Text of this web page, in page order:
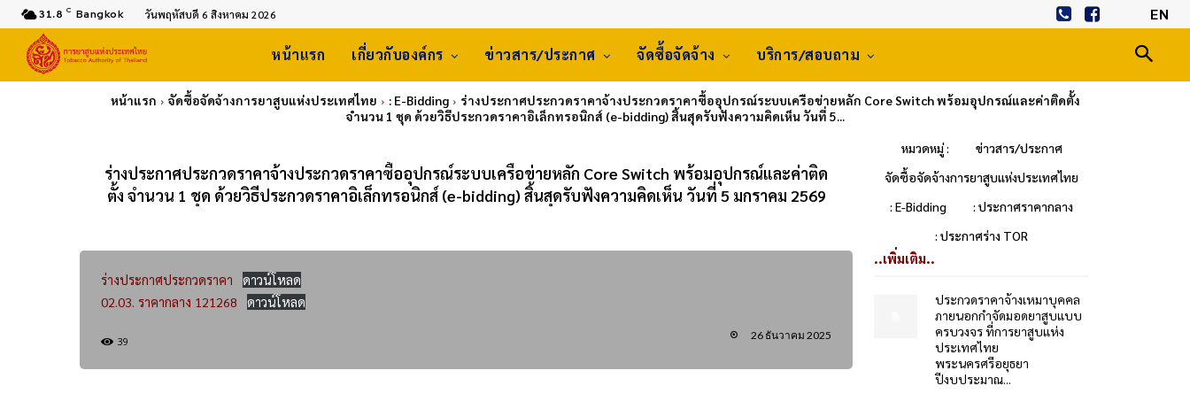
31.8 C Bangkok วันพฤหัสบดี 6 สิงหาคม 2026 EN
หน้าแรก เกี่ยวกับองค์กร ข่าวสาร/ประกาศ จัดซื้อจัดจ้าง บริการ/สอบถาม
หน้าแรก จัดซื้อจัดจ้างการยาสูบแห่งประเทศไทย : E-Bidding
ร่างประกาศประกวดราคาจ้างประกวดราคาซื้ออุปกรณ์ระบบเครือข่ายหลัก Core Switch พร้อมอุปกรณ์และค่าติดตั้ง
จำนวน 1 ชุด ด้วยวิธีประกวดราคาอิเล็กทรอนิกส์ (e-bidding) สิ้นสุดรับฟังความคิดเห็น วันที่ 5...
ร่างประกาศประกวดราคาจ้างประกวดราคาซื้ออุปกรณ์ระบบเครือข่ายหลัก Core Switch พร้อมอุปกรณ์และค่าติด
ตั้ง จำนวน 1 ชุด ด้วยวิธีประกวดราคาอิเล็กทรอนิกส์ (e-bidding) สิ้นสุดรับฟังความคิดเห็น วันที่ 5 มกราคม 2569
หมวดหมู่ :
ข่าวสาร/ประกาศ
จัดซื้อจัดจ้างการยาสูบแห่งประเทศไทย
: E-Bidding
: ประกาศราคากลาง
: ประกาศร่าง TOR
ร่างประกาศประกวดราคา
ดาวน์โหลด
02.03. ราคากลาง 121268
ดาวน์โหลด
39 26 ธันวาคม 2025
..เพิ่มเติม..
ประกวดราคาจ้างเหมาบุคคล
ภายนอกกำจัดมอดยาสูบแบบ
ครบวงจร ที่การยาสูบแห่ง
ประเทศไทย
พระนครศรีอยุธยา
ปีงบประมาณ...